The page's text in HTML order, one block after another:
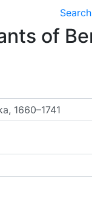
Search
of